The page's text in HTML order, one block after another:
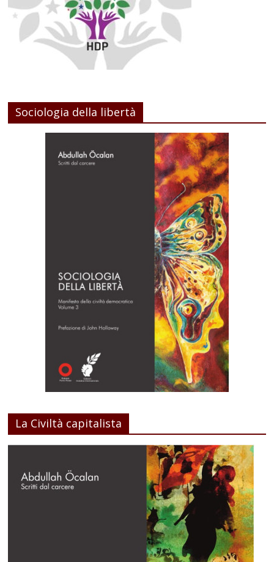
Sociologia della libertà
La Civiltà capitalista